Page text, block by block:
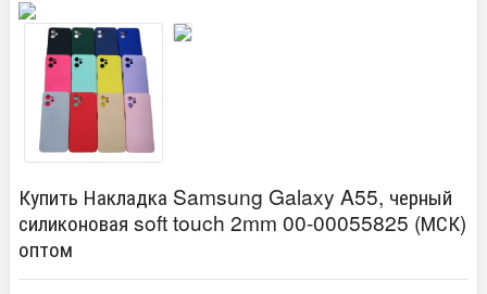
Купить Накладка Samsung Galaxy A55, черный
силиконовая soft touch 2mm 00-00055825 (МСК)
оптом